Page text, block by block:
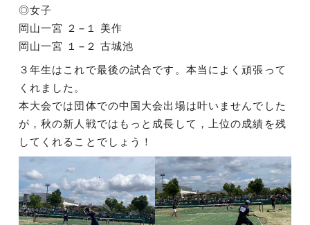
◎女子
岡山一宮 ２−１ 美作
岡山一宮 １−２ 古城池
３年生はこれで最後の試合です。本当によく頑張って
くれました。
本大会では団体での中国大会出場は叶いませんでした
が，秋の新人戦ではもっと成長して，上位の成績を残
してくれることでしょう！